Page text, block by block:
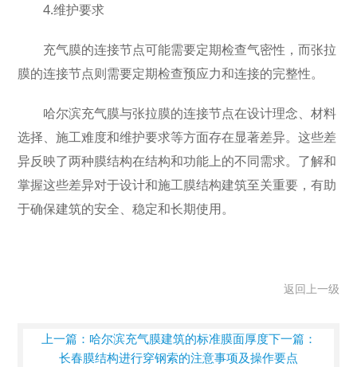
4.维护要求
充气膜的连接节点可能需要定期检查气密性，而张拉
膜的连接节点则需要定期检查预应力和连接的完整性。
哈尔滨充气膜与张拉膜的连接节点在设计理念、材料
选择、施工难度和维护要求等方面存在显著差异。这些差
异反映了两种膜结构在结构和功能上的不同需求。了解和
掌握这些差异对于设计和施工膜结构建筑至关重要，有助
于确保建筑的安全、稳定和长期使用。
返回上一级
上一篇：哈尔滨充气膜建筑的标准膜面厚度下一篇：
长春膜结构进行穿钢索的注意事项及操作要点